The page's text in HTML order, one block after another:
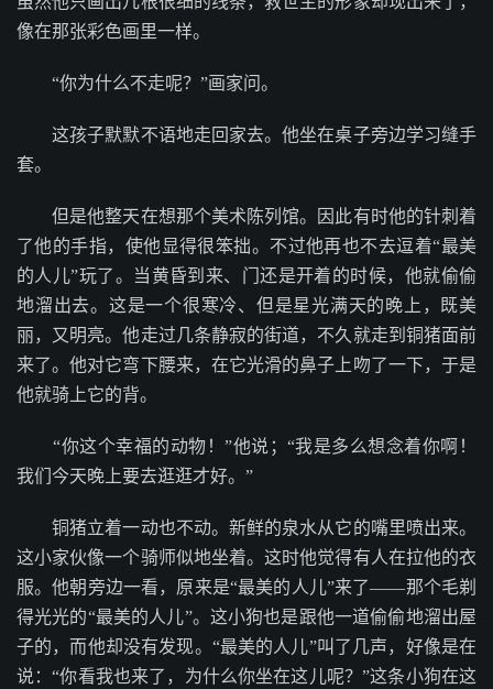
像在那张彩色画里一样。
“你为什么不走呢？”画家问。
这孩子默默不语地走回家去。他坐在桌子旁边学习缝手
套。
但是他整天在想那个美术陈列馆。因此有时他的针刺着
了他的手指，使他显得很笨拙。不过他再也不去逗着“最美
的人儿”玩了。当黄昏到来、门还是开着的时候，他就偷偷
地溜出去。这是一个很寒冷、但是星光满天的晚上，既美
丽，又明亮。他走过几条静寂的街道，不久就走到铜猪面前
来了。他对它弯下腰来，在它光滑的鼻子上吻了一下，于是
他就骑上它的背。
“你这个幸福的动物！”他说；“我是多么想念着你啊！
我们今天晚上要去逛逛才好。”
铜猪立着一动也不动。新鲜的泉水从它的嘴里喷出来。
这小家伙像一个骑师似地坐着。这时他觉得有人在拉他的衣
服。他朝旁边一看，原来是“最美的人儿”来了——那个毛剃
得光光的“最美的人儿”。这小狗也是跟他一道偷偷地溜出屋
子的，而他却没有发现。“最美的人儿”叫了几声，好像是在
说：“你看我也来了，为什么你坐在这儿呢？”这条小狗在这